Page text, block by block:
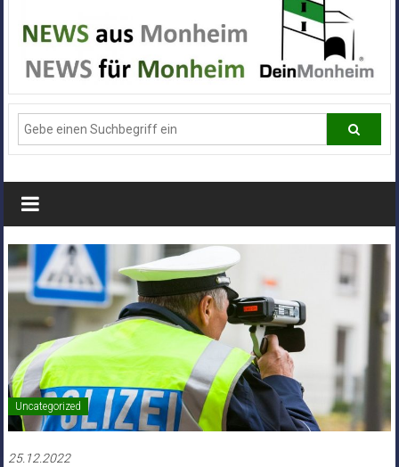
Alle
News
aus
Deiner
Stadt
Monheim
Uncategorized
25.12.2022